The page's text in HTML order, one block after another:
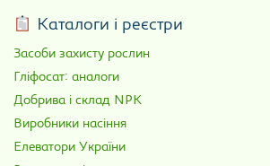
Каталоги і реєстри
Засоби захисту рослин
Гліфосат: аналоги
Добрива і склад NPK
Виробники насіння
Елеватори України